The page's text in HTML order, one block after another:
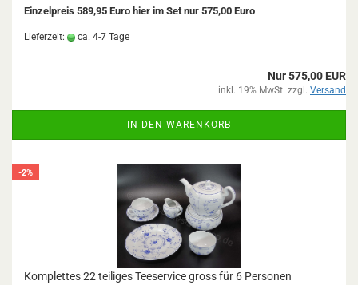
Einzelpreis 589,95 Euro hier im Set nur 575,00 Euro
Lieferzeit: ca. 4-7 Tage
Nur 575,00 EUR
inkl. 19% MwSt. zzgl. Versand
IN DEN WARENKORB
-2%
Komplettes 22 teiliges Teeservice gross für 6 Personen